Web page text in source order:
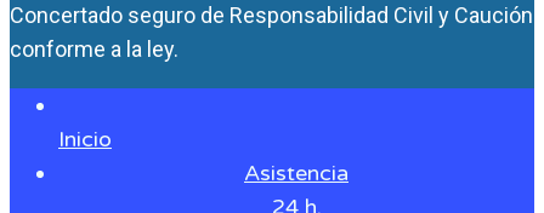
Concertado seguro de Responsabilidad Civil y Caución
conforme a la ley.
Inicio
Asistencia
24 h.